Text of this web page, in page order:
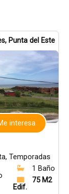
Punta del Este
interesa
Temporadas
1 Baño
75 M2
Edif.